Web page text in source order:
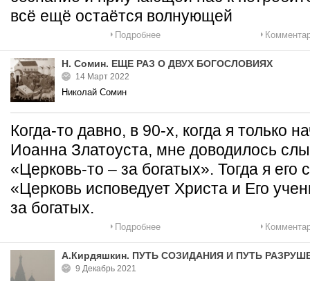
всё ещё остаётся волнующей
Подробнее
Н. Сомин. ЕЩЕ РАЗ О ДВУХ БОГОСЛОВИЯХ
14 Март 2022
Николай Сомин
Когда-то давно, в 90-х, когда я только
Иоанна Златоуста, мне доводилось
«Церковь-то – за богатых». Тогда я его
«Церковь исповедует Христа и Его
за богатых.
Подробнее
А.Кирдяшкин. ПУТЬ СОЗИДАНИЯ И ПУТЬ
9 Декабрь 2021